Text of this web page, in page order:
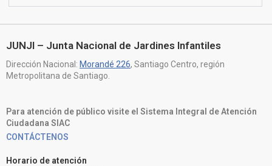
JUNJI – Junta Nacional de Jardines Infantiles
Dirección Nacional: Morandé 226, Santiago Centro, región
Metropolitana de Santiago.
Para atención de público visite el Sistema Integral de Atención
Ciudadana SIAC
CONTÁCTENOS
Horario de atención